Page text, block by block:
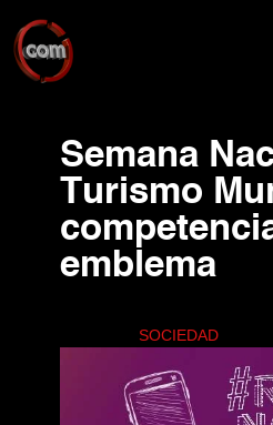
Semana
Turismo
emblema
SOCIEDAD